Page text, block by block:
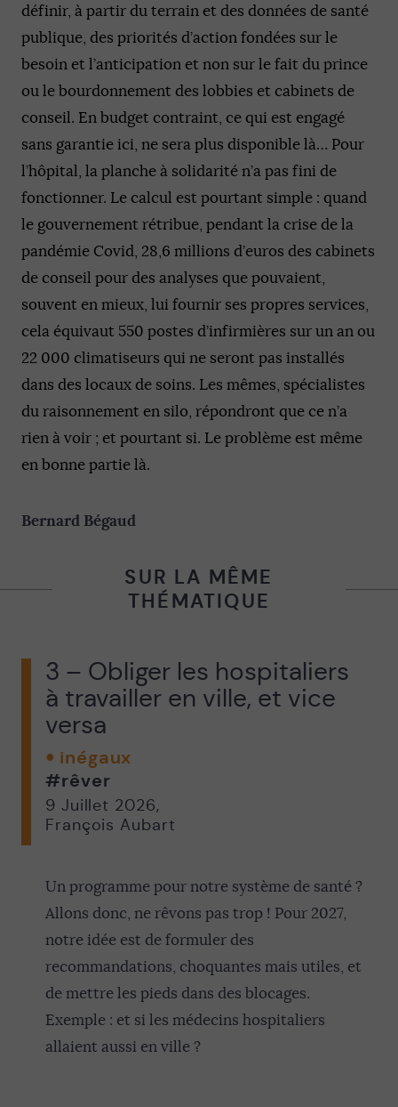
définir, à partir du terrain et des données de santé
publique, des priorités d’action fondées sur le
besoin et l’anticipation et non sur le fait du prince
ou le bourdonnement des lobbies et cabinets de
conseil. En budget contraint, ce qui est engagé
sans garantie ici, ne sera plus disponible là… Pour
l’hôpital, la planche à solidarité n’a pas fini de
fonctionner. Le calcul est pourtant simple : quand
le gouvernement rétribue, pendant la crise de la
pandémie Covid, 28,6 millions d’euros des cabinets
de conseil pour des analyses que pouvaient,
souvent en mieux, lui fournir ses propres services,
cela équivaut 550 postes d’infirmières sur un an ou
22 000 climatiseurs qui ne seront pas installés
dans des locaux de soins. Les mêmes, spécialistes
du raisonnement en silo, répondront que ce n’a
rien à voir ; et pourtant si. Le problème est même
en bonne partie là.
Bernard Bégaud
SUR LA MÊME
THÉMATIQUE
3 – Obliger les hospitaliers
à travailler en ville, et vice
versa
inégaux
#rêver
9 Juillet 2026,
François Aubart
Un programme pour notre système de santé ?
Allons donc, ne rêvons pas trop ! Pour 2027,
notre idée est de formuler des
recommandations, choquantes mais utiles, et
de mettre les pieds dans des blocages.
Exemple : et si les médecins hospitaliers
allaient aussi en ville ?